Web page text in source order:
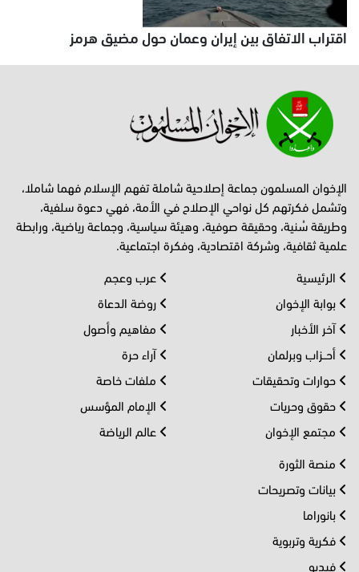
اقتراب الاتفاق بين إيران وعمان حول مضيق هرمز
الإخوان المسلمون جماعة إصلاحية شاملة تفهم الإسلام فهما شاملا،
وتشمل فكرتهم كل نواحي الإصلاح في الأمة، فهي دعوة سلفية،
وطريقة سُنية، وحقيقة صوفية، وهيئة سياسية، وجماعة رياضية، ورابطة
علمية ثقافية، وشركة اقتصادية، وفكرة اجتماعية.
الرئيسية
بوابة الإخوان
آخر الأخبار
أحــزاب وبرلمان
حوارات وتحقيقات
حقوق وحريات
مجتمع الإخوان
عرب وعجم
روضة الدعاة
مفاهيم وأصول
آراء حرة
ملفات خاصة
الإمام المؤسس
عالم الرياضة
منصة الثورة
بيانات وتصريحات
بانوراما
فكرية وتربوية
فيديو